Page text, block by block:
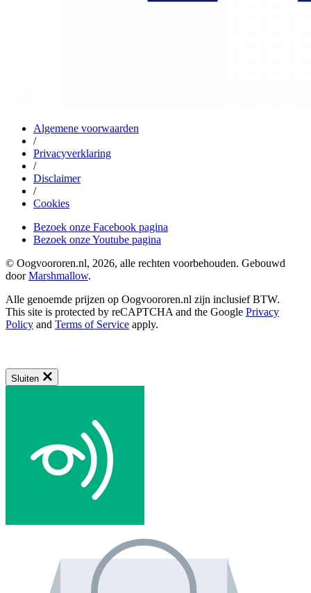
Algemene voorwaarden
/
Privacyverklaring
/
Disclaimer
/
Cookies
Bezoek onze Facebook pagina
Bezoek onze Youtube pagina
© Oogvoororen.nl, 2026, alle rechten voorbehouden. Gebouwd
doorMarshmallow.
Alle genoemde prijzen op Oogvoororen.nl zijn inclusief BTW.
This site is protected by reCAPTCHA and the Google Privacy
Policy and Terms of Service apply.
Sluiten